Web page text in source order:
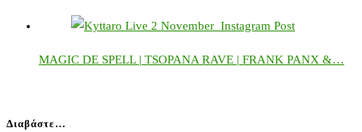
MAGIC DE SPELL | TSOPANA RAVE | FRANK PANX &…
Διαβάστε…